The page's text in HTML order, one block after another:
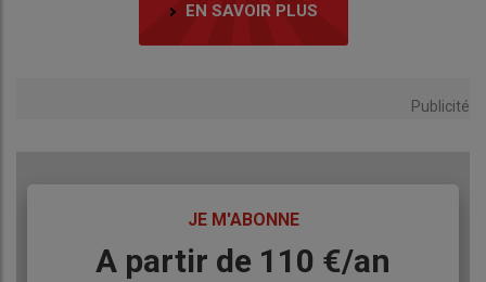
EN SAVOIR PLUS
Publicité
JE M'ABONNE
BodyA partir de 110 €/an